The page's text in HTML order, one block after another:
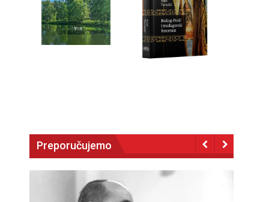
Preporučujemo